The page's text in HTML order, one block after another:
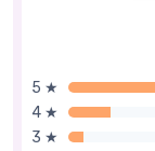
5 ★
4 ★
3 ★